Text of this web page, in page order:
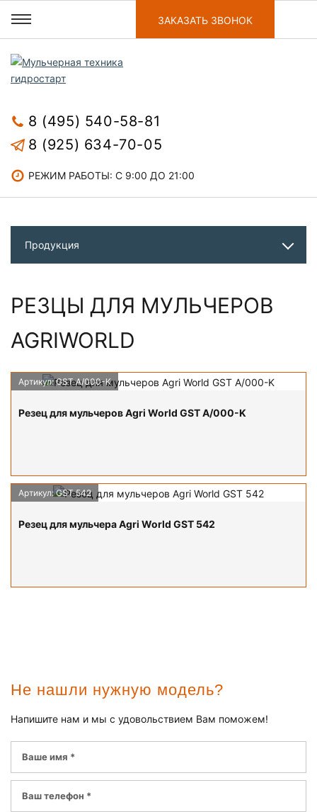
8 (495) 540-58-81
8 (925) 634-70-05
РЕЖИМ РАБОТЫ: С 9:00 ДО 21:00
ЗАКАЗАТЬ ЗВОНОК
Продукция
РЕЗЦЫ ДЛЯ МУЛЬЧЕРОВ
AGRIWORLD
Каталог резцов для
Артикул: GST A/000-K
ПОДРОБНЕЕ
Резец для мульчеров Agri World GST A/000-K
Артикул: GST 542
ПОДРОБНЕЕ
Резец для мульчера Agri World GST 542
Не нашли нужную модель?
Напишите нам и мы с удовольствием Вам поможем!